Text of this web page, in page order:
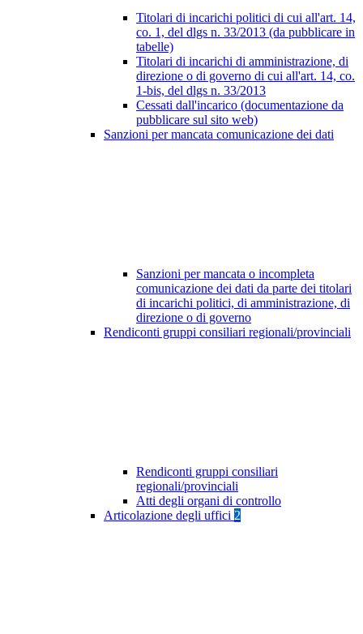
Titolari di incarichi politici di cui all'art. 14,
co. 1, del dlgs n. 33/2013 (da pubblicare in
tabelle)
Titolari di incarichi di amministrazione, di
direzione o di governo di cui all'art. 14, co.
1-bis, del dlgs n. 33/2013
Cessati dall'incarico (documentazione da
pubblicare sul sito web)
Sanzioni per mancata comunicazione dei dati
Sanzioni per mancata o incompleta
comunicazione dei dati da parte dei titolari
di incarichi politici, di amministrazione, di
direzione o di governo
Rendiconti gruppi consiliari regionali/provinciali
Rendiconti gruppi consiliari
regionali/provinciali
Atti degli organi di controllo
Articolazione degli uffici 2